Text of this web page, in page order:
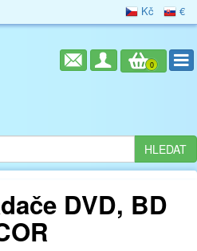
Kč €
0
DVD, BD